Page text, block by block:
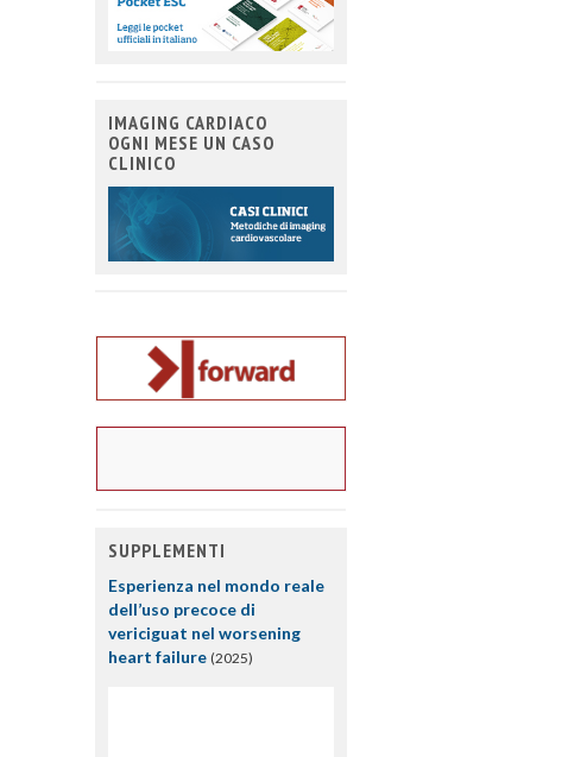
IMAGING CARDIACO
OGNI MESE UN CASO
CLINICO
SUPPLEMENTI
Esperienza nel mondo reale
dell’uso precoce di
vericiguat nel worsening
heart failure (2025)